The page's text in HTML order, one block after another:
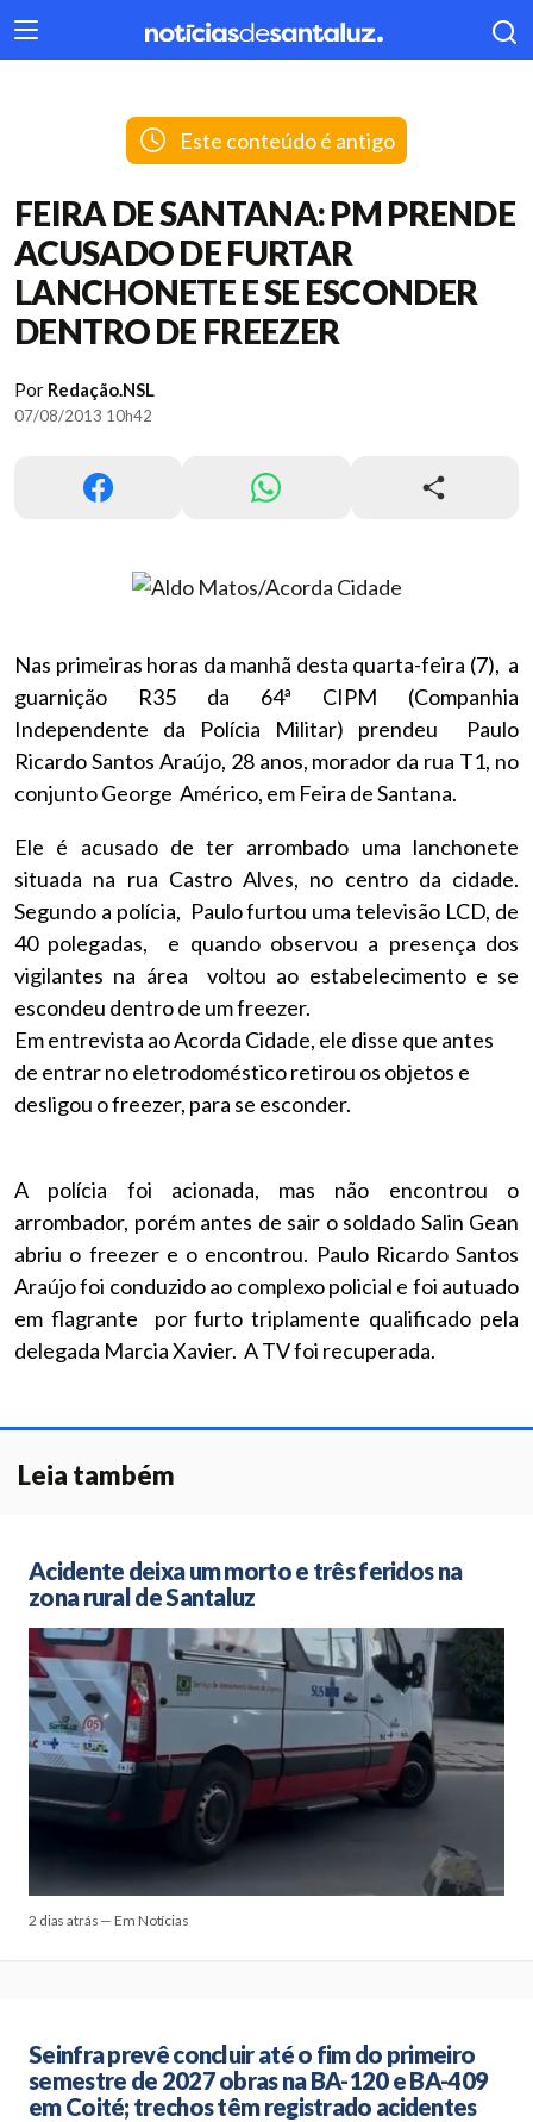
404
Este conteúdo é antigo
FEIRA DE SANTANA: PM PRENDE
ACUSADO DE FURTAR
LANCHONETE E SE ESCONDER
DENTRO DE FREEZER
Por Redação.NSL
07/08/2013 10h42
Nas primeiras horas da manhã desta quarta-feira (7), a
guarnição R35 da 64ª CIPM (Companhia
Independente da Polícia Militar) prendeu Paulo
Ricardo Santos Araújo, 28 anos, morador da rua T1, no
conjunto George Américo, em Feira de Santana.
Ele é acusado de ter arrombado uma lanchonete
situada na rua Castro Alves, no centro da cidade.
Segundo a polícia, Paulo furtou uma televisão LCD, de
40 polegadas, e quando observou a presença dos
vigilantes na área voltou ao estabelecimento e se
escondeu dentro de um freezer.
Em entrevista ao Acorda Cidade, ele disse que antes
de entrar no eletrodoméstico retirou os objetos e
desligou o freezer, para se esconder.
A polícia foi acionada, mas não encontrou o
arrombador, porém antes de sair o soldado Salin Gean
abriu o freezer e o encontrou. Paulo Ricardo Santos
Araújo foi conduzido ao complexo policial e foi autuado
em flagrante por furto triplamente qualificado pela
delegada Marcia Xavier. A TV foi recuperada.
Leia também
Acidente deixa um morto e três feridos na
zona rural de Santaluz
2 dias atrás — Em Notícias
Seinfra prevê concluir até o fim do primeiro
semestre de 2027 obras na BA-120 e BA-409
em Coité; trechos têm registrado acidentes